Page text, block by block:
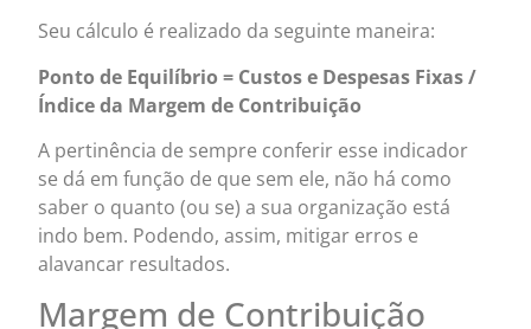
Seu cálculo é realizado da seguinte maneira:
Ponto de Equilíbrio = Custos e Despesas Fixas /
Índice da Margem de Contribuição
A pertinência de sempre conferir esse indicador
se dá em função de que sem ele, não há como
saber o quanto (ou se) a sua organização está
indo bem. Podendo, assim, mitigar erros e
alavancar resultados.
Margem de Contribuição